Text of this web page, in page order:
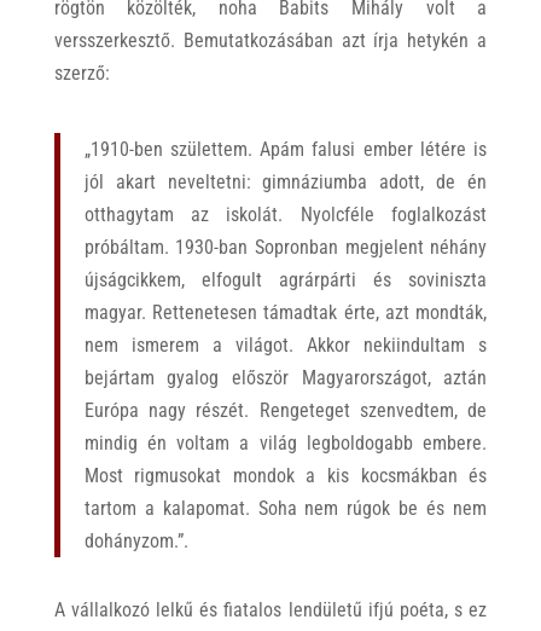
rögtön közölték, noha Babits Mihály volt a
versszerkesztő. Bemutatkozásában azt írja hetykén a
szerző:
„1910-ben születtem. Apám falusi ember létére is
jól akart neveltetni: gimnáziumba adott, de én
otthagytam az iskolát. Nyolcféle foglalkozást
próbáltam. 1930-ban Sopronban megjelent néhány
újságcikkem, elfogult agrárpárti és soviniszta
magyar. Rettenetesen támadtak érte, azt mondták,
nem ismerem a világot. Akkor nekiindultam s
bejártam gyalog először Magyarországot, aztán
Európa nagy részét. Rengeteget szenvedtem, de
mindig én voltam a világ legboldogabb embere.
Most rigmusokat mondok a kis kocsmákban és
tartom a kalapomat. Soha nem rúgok be és nem
dohányzom.”.
A vállalkozó lelkű és fiatalos lendületű ifjú poéta, s ez